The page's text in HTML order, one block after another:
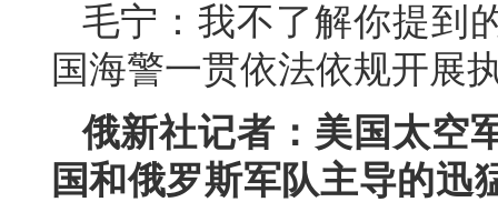
毛宁：我不了解你提到
国海警一贯依法依规开展
俄新社记者：美国太空
国和俄罗斯军队主导的迅